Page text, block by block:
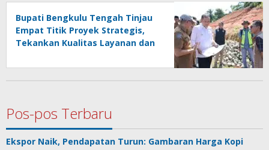
Bupati Bengkulu Tengah Tinjau
Empat Titik Proyek Strategis,
Tekankan Kualitas Layanan dan
Pos-pos Terbaru
Ekspor Naik, Pendapatan Turun: Gambaran Harga Kopi